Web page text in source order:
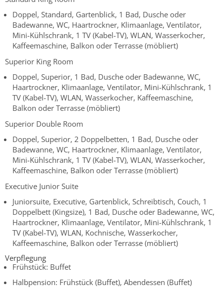
Doppel, Standard, Gartenblick, 1 Bad, Dusche oder
Badewanne, WC, Haartrockner, Klimaanlage, Ventilator,
Mini-Kühlschrank, 1 TV (Kabel-TV), WLAN, Wasserkocher,
Kaffeemaschine, Balkon oder Terrasse (möbliert)
Superior King Room
Doppel, Superior, 1 Bad, Dusche oder Badewanne, WC,
Haartrockner, Klimaanlage, Ventilator, Mini-Kühlschrank, 1
TV (Kabel-TV), WLAN, Wasserkocher, Kaffeemaschine,
Balkon oder Terrasse (möbliert)
Superior Double Room
Doppel, Superior, 2 Doppelbetten, 1 Bad, Dusche oder
Badewanne, WC, Haartrockner, Klimaanlage, Ventilator,
Mini-Kühlschrank, 1 TV (Kabel-TV), WLAN, Wasserkocher,
Kaffeemaschine, Balkon oder Terrasse (möbliert)
Executive Junior Suite
Juniorsuite, Executive, Gartenblick, Schreibtisch, Couch, 1
Doppelbett (Kingsize), 1 Bad, Dusche oder Badewanne, WC,
Haartrockner, Klimaanlage, Ventilator, Mini-Kühlschrank, 1
TV (Kabel-TV), WLAN, Kochnische, Wasserkocher,
Kaffeemaschine, Balkon oder Terrasse (möbliert)
Verpflegung
Frühstück: Buffet
Halbpension: Frühstück (Buffet), Abendessen (Buffet)